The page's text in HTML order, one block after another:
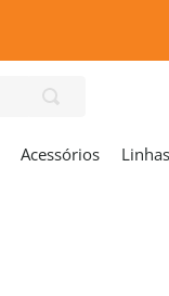
Acessórios Linhas